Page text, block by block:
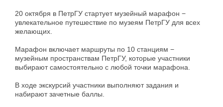
20 октября в ПетрГУ стартует музейный марафон −
увлекательное путешествие по музеям ПетрГУ для всех
желающих.
Марафон включает маршруты по 10 станциям −
музейным пространствам ПетрГУ, которые участники
выбирают самостоятельно с любой точки марафона.
В ходе экскурсий участники выполняют задания и
набирают зачетные баллы.